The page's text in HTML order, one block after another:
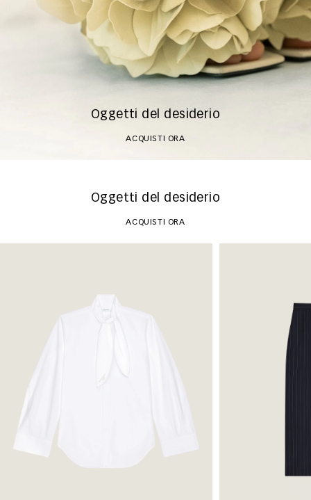
Oggetti del desiderio
ACQUISTI ORA
Oggetti del desiderio
ACQUISTI ORA